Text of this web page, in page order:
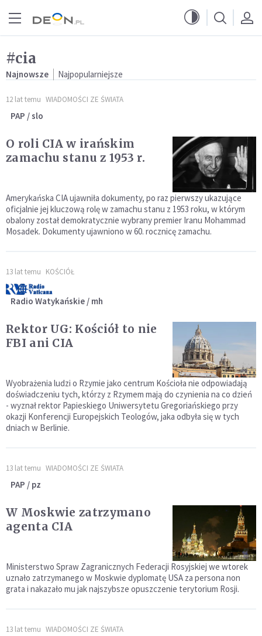
#cia
Najnowsze Najpopularniejsze
12 lat temu WIADOMOŚCI ZE ŚWIATA
PAP / slo
O roli CIA w irańskim
zamachu stanu z 1953 r.
Amerykańska CIA ujawniła dokumenty, po raz pierwszy ukazujące
oficjalnie jej kluczową rolę w zamachu stanu z 1953 roku, w którym
obalony został demokratycznie wybrany premier Iranu Mohammad
Mosadek. Dokumenty ujawniono w 60. rocznicę zamachu.
13 lat temu KOŚCIÓŁ
Radio Watykańskie / mh
Rektor UG: Kościół to nie
FBI ani CIA
Wyobrażenia ludzi o Rzymie jako centrum Kościoła nie odpowiadają
doświadczeniu tych, którzy z Rzymem mają do czynienia na co dzień
- wyznał rektor Papieskiego Uniwersytetu Gregoriańskiego przy
okazji Konferencji Europejskich Teologów, jaka odbyła się w tych
dniach w Berlinie.
13 lat temu WIADOMOŚCI ZE ŚWIATA
PAP / pz
W Moskwie zatrzymano
agenta CIA
Ministerstwo Spraw Zagranicznych Federacji Rosyjskiej we wtorek
uznało zatrzymanego w Moskwie dyplomatę USA za persona non
grata i nakazało mu jak najszybsze opuszczenie terytorium Rosji.
13 lat temu WIADOMOŚCI ZE ŚWIATA